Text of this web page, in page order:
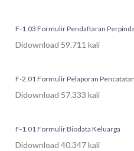
F-1.03 Formulir Pendaftaran
Didownload 59.711 kali
F-2.01 Formulir Pelaporan
Didownload 57.333 kali
F-1.01 Formulir Biodata Keluarga
Didownload 40.347 kali